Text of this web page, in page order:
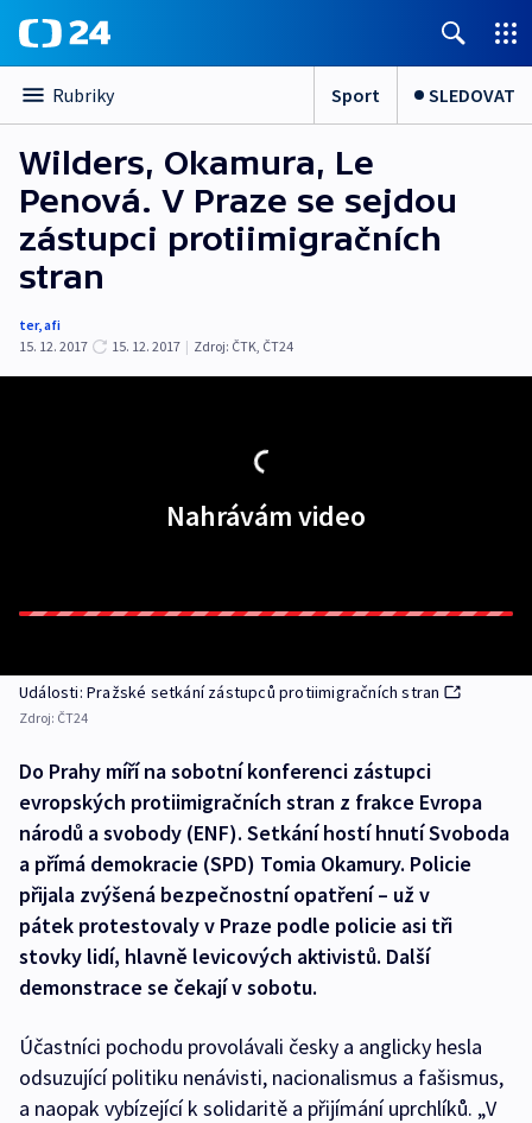
Rubriky Sport SLEDOVAT
Wilders, Okamura, Le
Penová. V Praze se sejdou
zástupci protiimigračních
stran
ter,afi
15. 12. 2017
15. 12. 2017 | Zdroj: ČTK, ČT24
Nahrávám video
Události: Pražské setkání zástupců protiimigračních stran
Zdroj: ČT24
Do Prahy míří na sobotní konferenci zástupci
evropských protiimigračních stran z frakce Evropa
národů a svobody (ENF). Setkání hostí hnutí Svoboda
a přímá demokracie (SPD) Tomia Okamury. Policie
přijala zvýšená bezpečnostní opatření – už v
pátek protestovaly v Praze podle policie asi tři
stovky lidí, hlavně levicových aktivistů. Další
demonstrace se čekají v sobotu.
Účastníci pochodu provolávali česky a anglicky hesla
odsuzující politiku nenávisti, nacionalismus a fašismus,
a naopak vybízející k solidaritě a přijímání uprchlíků. „V